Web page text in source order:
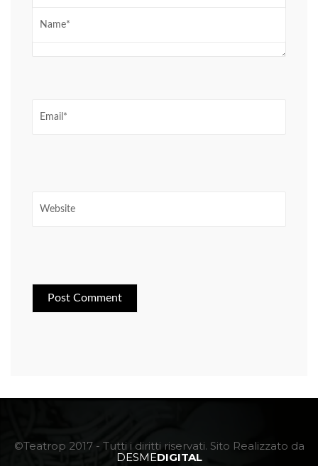
©Teatrop 2017 - Tutti i diritti riservati. Sito Realizzato da
DESMEDIGITAL